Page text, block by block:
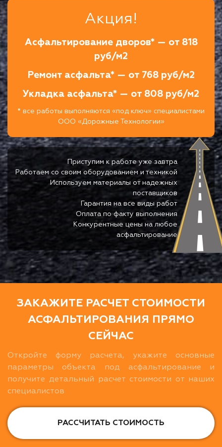
Акция!
Асфальтирование дворов* — от 818
руб/м2
Ремонт асфальта* — от 768 руб/м2
Укладка асфальта* — от 808 руб/м2
* все работы выполняются «под ключ» специалистами
ООО «Дорожные Технологии»
Приступим к работе уже завтра
Работаем со своим оборудованием и техникой
Используем материалы от надежных
поставщиков
Гарантия на все виды работ
Оплата по факту выполнения
Конкурентные цены на любое
асфальтирование
ЗАКАЖИТЕ РАСЧЕТ СТОИМОСТИ
АСФАЛЬТИРОВАНИЯ ПРЯМО
СЕЙЧАС
Откройте форму расчета, укажите основные
параметры объекта под асфальтирование и
получите детальный расчет стоимости от наших
специалистов
РАССЧИТАТЬ СТОИМОСТЬ